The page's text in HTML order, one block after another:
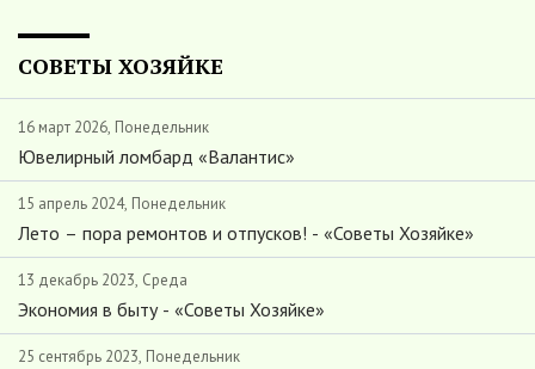
СОВЕТЫ ХОЗЯЙКЕ
16 март 2026, Понедельник
Ювелирный ломбард «Валантис»
15 апрель 2024, Понедельник
Лето – пора ремонтов и отпусков! - «Советы Хозяйке»
13 декабрь 2023, Среда
Экономия в быту - «Советы Хозяйке»
25 сентябрь 2023, Понедельник